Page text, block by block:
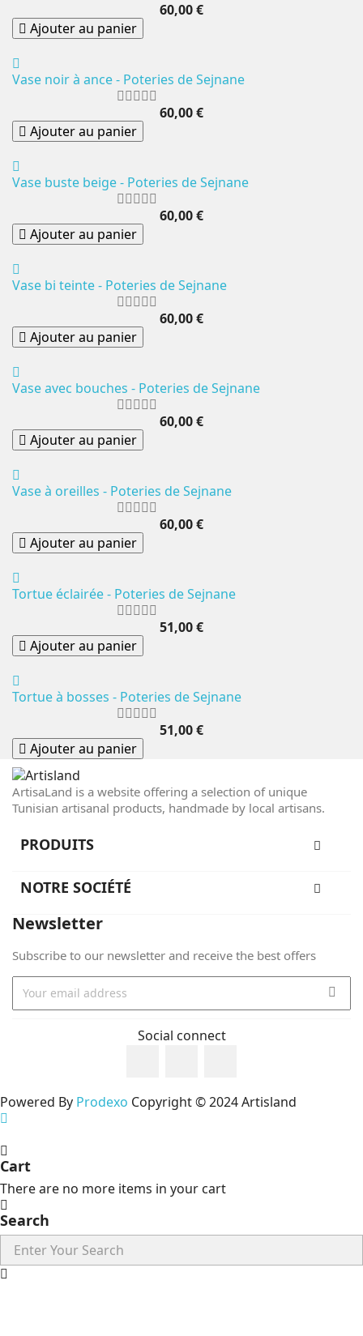
60,00 €
Ajouter au panier
Vase noir à ance - Poteries de Sejnane
60,00 €
Ajouter au panier
Vase buste beige - Poteries de Sejnane
60,00 €
Ajouter au panier
Vase bi teinte - Poteries de Sejnane
60,00 €
Ajouter au panier
Vase avec bouches - Poteries de Sejnane
60,00 €
Ajouter au panier
Vase à oreilles - Poteries de Sejnane
60,00 €
Ajouter au panier
Tortue éclairée - Poteries de Sejnane
51,00 €
Ajouter au panier
Tortue à bosses - Poteries de Sejnane
51,00 €
Ajouter au panier
ArtisaLand is a website offering a selection of unique
Tunisian artisanal products, handmade by local artisans.
PRODUITS
NOTRE SOCIÉTÉ
Newsletter
Subscribe to our newsletter and receive the best offers
Social connect
Powered By Prodexo Copyright © 2024 Artisland
Cart
There are no more items in your cart
Search